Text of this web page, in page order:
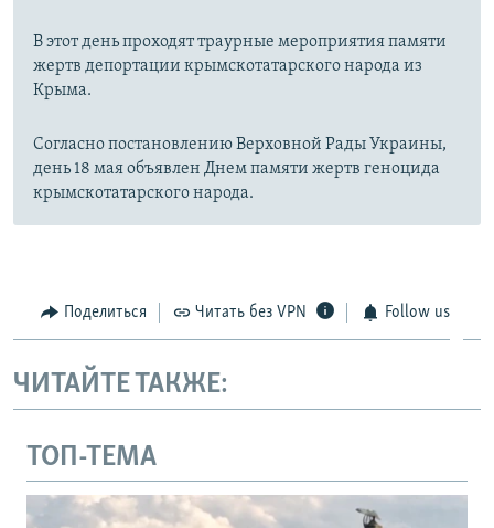
В этот день проходят траурные мероприятия памяти
жертв депортации крымскотатарского народа из
Крыма.
Согласно постановлению Верховной Рады Украины,
день 18 мая объявлен Днем памяти жертв геноцида
крымскотатарского народа.
Поделиться Читать без VPN Follow us
ЧИТАЙТЕ ТАКЖЕ:
ТОП-ТЕМА